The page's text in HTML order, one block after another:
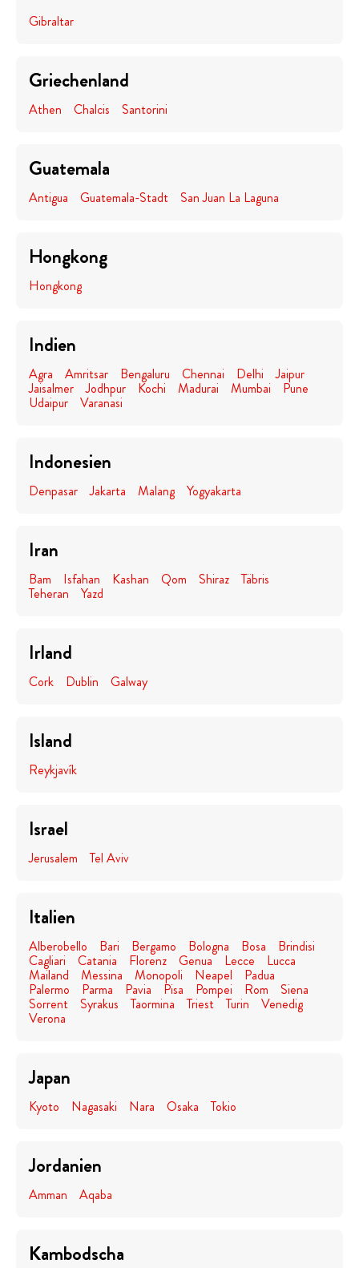
Gibraltar
Griechenland
Athen Chalcis Santorini
Guatemala
Antigua Guatemala-Stadt San Juan La Laguna
Hongkong
Hongkong
Indien
Agra Amritsar Bengaluru Chennai Delhi Jaipur
Jaisalmer Jodhpur Kochi Madurai Mumbai Pune
Udaipur Varanasi
Indonesien
Denpasar Jakarta Malang Yogyakarta
Iran
Bam Isfahan Kashan Qom Shiraz Täbris
Teheran Yazd
Irland
Cork Dublin Galway
Island
Reykjavík
Israel
Jerusalem Tel Aviv
Italien
Alberobello Bari Bergamo Bologna Bosa Brindisi
Cagliari Catania Florenz Genua Lecce Lucca
Mailand Messina Monopoli Neapel Padua
Palermo Parma Pavia Pisa Pompei Rom Siena
Sorrent Syrakus Taormina Triest Turin Venedig
Verona
Japan
Kyoto Nagasaki Nara Osaka Tokio
Jordanien
Amman Aqaba
Kambodscha